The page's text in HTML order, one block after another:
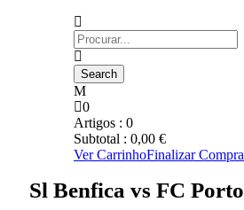
0
Artigos : 0
Subtotal : 0,00 €
Ver CarrinhoFinalizar Compra
Sl Benfica vs FC Porto